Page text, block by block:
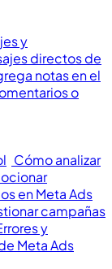
y
directos de
notas en el
o
Cómo analizar
en Meta Ads
campañas
y
Meta Ads